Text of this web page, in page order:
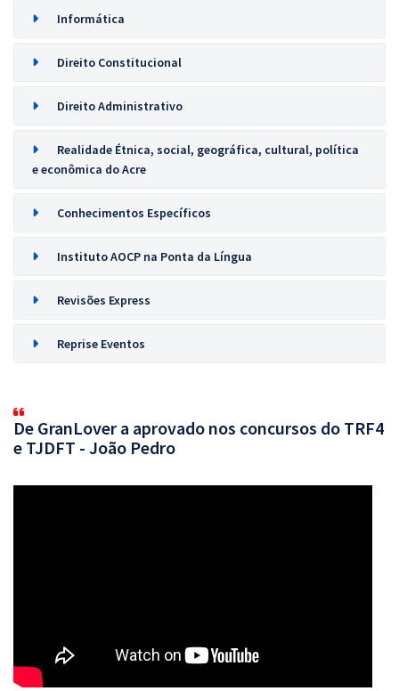
Informática
Direito Constitucional
Direito Administrativo
Realidade Étnica, social, geográfica, cultural, política
e econômica do Acre
Conhecimentos Específicos
Instituto AOCP na Ponta da Língua
Revisões Express
Reprise Eventos
De GranLover a aprovado nos concursos do TRF4
e TJDFT - João Pedro